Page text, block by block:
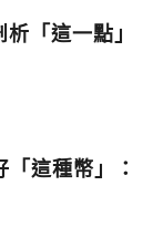
「這一點」
這種幣」：
即可回到加密